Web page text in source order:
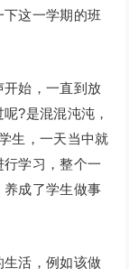
这一学期的班
始，一直到放
?是混混沌沌，
生，一天当中就
学习，整个一
养成了学生做事
活，例如该做